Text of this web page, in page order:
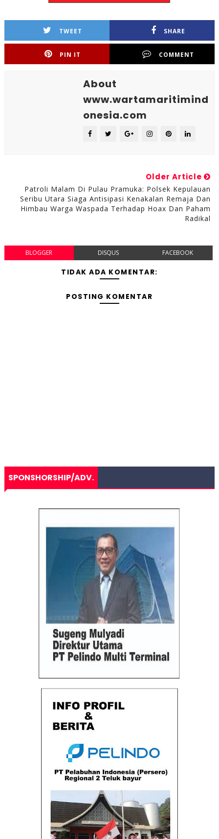
TWEET SHARE
PIN IT COMMENT
About
www.wartamaritimind
onesia.com
Older Article
Patroli Malam Di Pulau Pramuka: Polsek Kepulauan
Seribu Utara Siaga Antisipasi Kenakalan Remaja Dan
Himbau Warga Waspada Terhadap Hoax Dan Paham
Radikal
BLOGGER DISQUS FACEBOOK
TIDAK ADA KOMENTAR:
POSTING KOMENTAR
SPONSHORSHIP/ADV.